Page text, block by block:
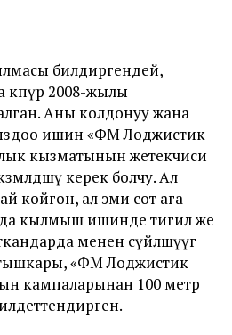
билдиргендей,
көпүрө 2008-жылы
Аны колдонуу жана
ишин «ФМ Лоджистик
кызматынын жетекчиси
керек болчу. Ал
койгон, ал эми сот ага
кылмыш ишинде тигил же
менен сүйлөшүүгө
«ФМ Лоджистик
кампаларынан 100 метр